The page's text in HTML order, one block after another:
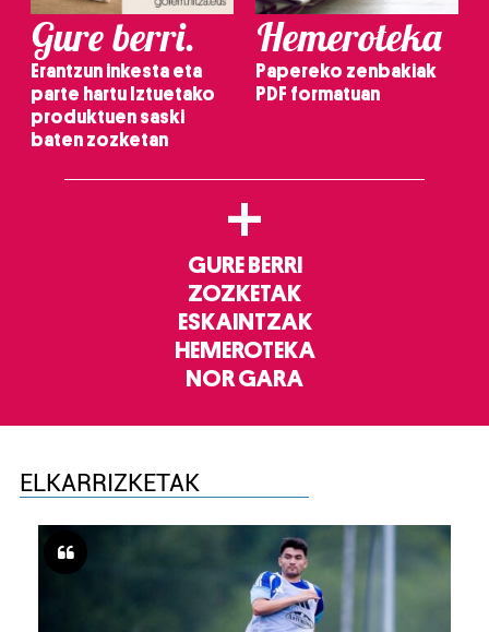
Gure berri.
Erantzun inkesta eta
parte hartu Iztuetako
produktuen saski
baten zozketan
Hemeroteka
Papereko zenbakiak
PDF formatuan
+
GURE BERRI
ZOZKETAK
ESKAINTZAK
HEMEROTEKA
NOR GARA
ELKARRIZKETAK